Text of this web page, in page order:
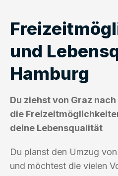
und
Hamburg
Du ziehst von Graz
die
deine Lebensqualität
Du planst den Umzug
und möchtest die vielen